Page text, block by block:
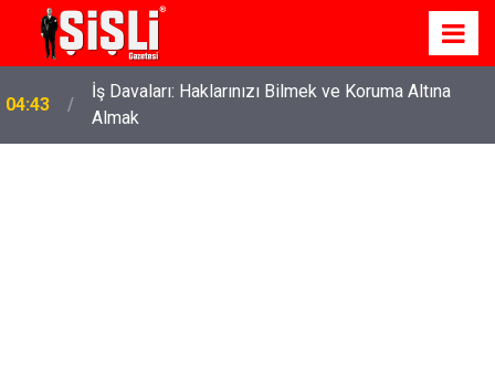
04:43
İş Davaları: Haklarınızı Bilmek ve Koruma Altına
Almak